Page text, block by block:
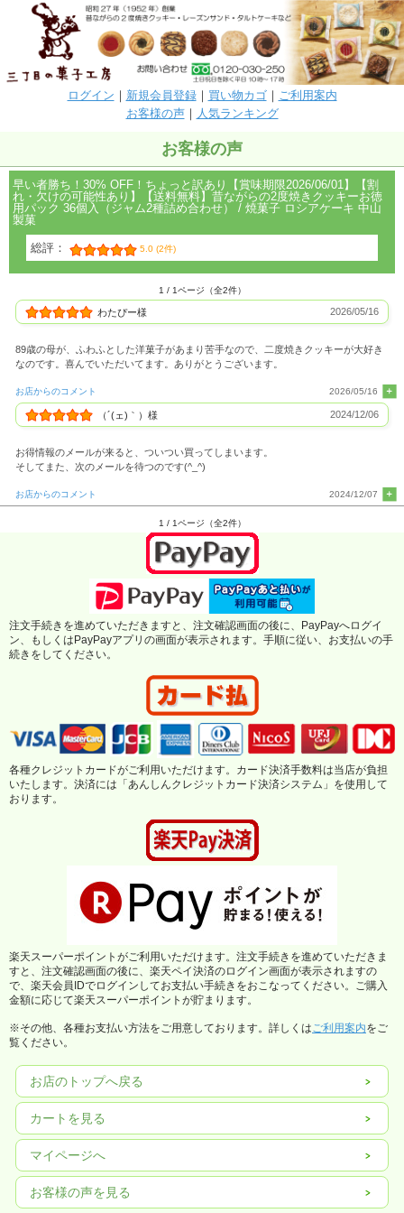
ログイン ｜ 新規会員登録｜ 買い物カゴ｜ ご利用案内
お客様の声｜ 人気ランキング
お客様の声
早い者勝ち！30% OFF！ちょっと訳あり【賞味期限2026/06/01】【割
れ・欠けの可能性あり】【送料無料】昔ながらの2度焼きクッキーお徳
用パック 36個入（ジャム2種詰め合わせ） / 焼菓子 ロシアケーキ 中山
製菓
総評： 5.0 (2件)
1 / 1ページ（全2件）
わたぴー様 2026/05/16
89歳の母が、ふわふとした洋菓子があまり苦手なので、二度焼きクッキーが大好き
なのです。喜んでいただいてます。ありがとうございます。
お店からのコメント 2026/05/16
（´(ェ)｀）様 2024/12/06
お得情報のメールが来ると、ついつい買ってしまいます。
そしてまた、次のメールを待つのです(^_^)
お店からのコメント 2024/12/07
1 / 1ページ（全2件）
注文手続きを進めていただきますと、注文確認画面の後に、PayPayへログイ
ン、もしくはPayPayアプリの画面が表示されます。手順に従い、お支払いの手
続きをしてください。
各種クレジットカードがご利用いただけます。カード決済手数料は当店が負担
いたします。決済には「あんしんクレジットカード決済システム」を使用して
おります。
楽天スーパーポイントがご利用いただけます。注文手続きを進めていただきま
すと、注文確認画面の後に、楽天ペイ決済のログイン画面が表示されますの
で、楽天会員IDでログインしてお支払い手続きをおこなってください。ご購入
金額に応じて楽天スーパーポイントが貯まります。
※その他、各種お支払い方法をご用意しております。詳しくは ご利用案内をご
覧ください。
お店のトップへ戻る
カートを見る
マイページへ
お客様の声を見る